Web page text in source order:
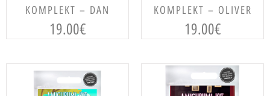
KOMPLEKT – DAN
19.00€
KOMPLEKT – OLIVER
19.00€